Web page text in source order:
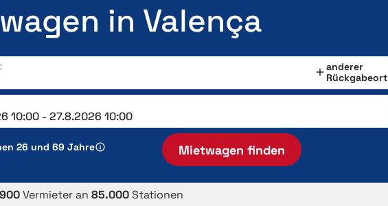
in Valença
anderer
Rückgabeort
26 und 69 Jahre Mietwagen finden
900Vermieter an 85.000Stationen